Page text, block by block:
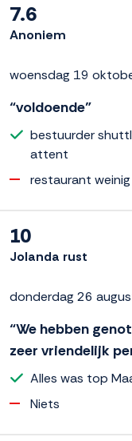
7.6
Anoniem
woensdag 19
“voldoende”
bestuurder
attent
restaurant
10
Jolanda rust
donderdag 26
“We hebben
zeer vriendelijk
Alles was top
Niets